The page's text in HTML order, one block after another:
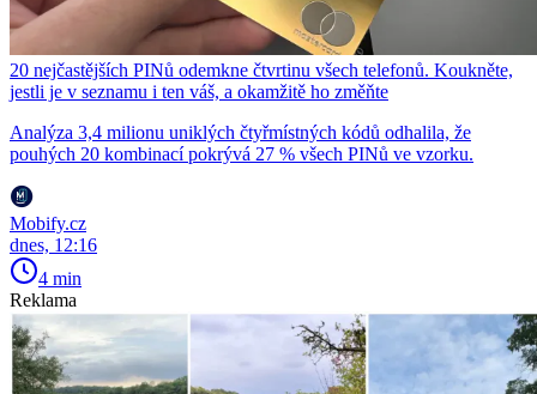
20 nejčastějších PINů odemkne čtvrtinu všech telefonů. Koukněte,
jestli je v seznamu i ten váš, a okamžitě ho změňte
Analýza 3,4 milionu uniklých čtyřmístných kódů odhalila, že
pouhých 20 kombinací pokrývá 27 % všech PINů ve vzorku.
Mobify.cz
dnes, 12:16
4 min
Reklama